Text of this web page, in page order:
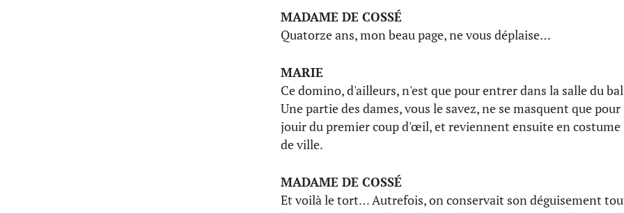
MADAME DE COSSÉ
Quatorze ans, mon beau page, ne vous déplaise…
MARIE
Ce domino, d'ailleurs, n'est que pour entrer dans la salle du
Une partie des dames, vous le savez, ne se masquent que pour
jouir du premier coup d'œil, et reviennent ensuite en costume
de ville.
MADAME DE COSSÉ
Et voilà le tort… Autrefois, on conservait son déguisement